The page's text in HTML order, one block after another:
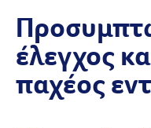
έλεγχος
παχέος